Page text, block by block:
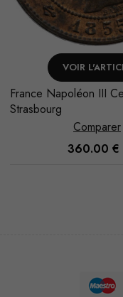
VOIR
France Napoléon III
Strasbourg
Comparer
360.00 €